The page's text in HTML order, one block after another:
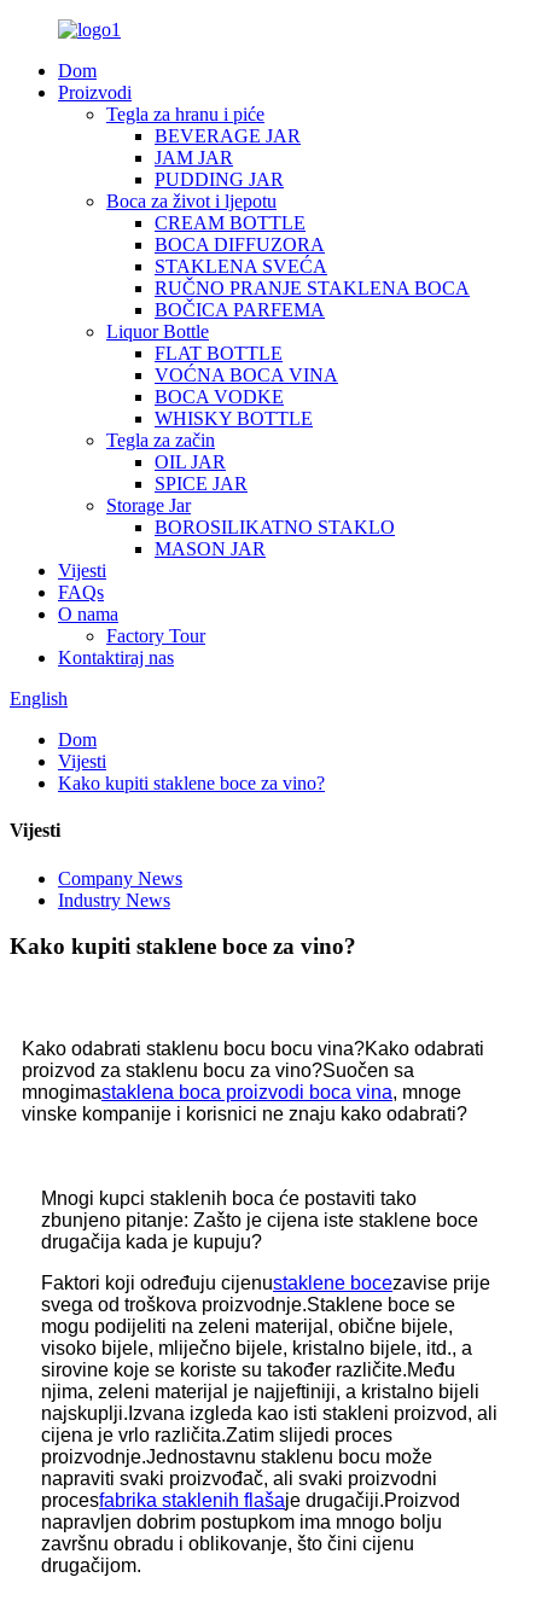
Dom
Proizvodi
Tegla za hranu i piće
BEVERAGE JAR
JAM JAR
PUDDING JAR
Boca za život i ljepotu
CREAM BOTTLE
BOCA DIFFUZORA
STAKLENA SVEĆA
RUČNO PRANJE STAKLENA BOCA
BOČICA PARFEMA
Liquor Bottle
FLAT BOTTLE
VOĆNA BOCA VINA
BOCA VODKE
WHISKY BOTTLE
Tegla za začin
OIL JAR
SPICE JAR
Storage Jar
BOROSILIKATNO STAKLO
MASON JAR
Vijesti
FAQs
O nama
Factory Tour
Kontaktiraj nas
English
Dom
Vijesti
Kako kupiti staklene boce za vino?
Vijesti
Company News
Industry News
Kako kupiti staklene boce za vino?
Kako odabrati staklenu bocu bocu vina?Kako odabrati
proizvod za staklenu bocu za vino?Suočen sa
mnogimastaklena boca proizvodi boca vina, mnoge
vinske kompanije i korisnici ne znaju kako odabrati?
Mnogi kupci staklenih boca će postaviti tako
zbunjeno pitanje: Zašto je cijena iste staklene boce
drugačija kada je kupuju?
Faktori koji određuju cijenustaklene bocezavise prije
svega od troškova proizvodnje.Staklene boce se
mogu podijeliti na zeleni materijal, obične bijele,
visoko bijele, mliječno bijele, kristalno bijele, itd., a
sirovine koje se koriste su također različite.Među
njima, zeleni materijal je najjeftiniji, a kristalno bijeli
najskuplji.Izvana izgleda kao isti stakleni proizvod, ali
cijena je vrlo različita.Zatim slijedi proces
proizvodnje.Jednostavnu staklenu bocu može
napraviti svaki proizvođač, ali svaki proizvodni
procesfabrika staklenih flašaje drugačiji.Proizvod
napravljen dobrim postupkom ima mnogo bolju
završnu obradu i oblikovanje, što čini cijenu
drugačijom.